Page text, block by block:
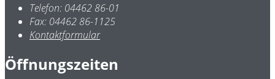
Telefon: 04462 86-01
Fax: 04462 86-1125
Kontaktformular
Öffnungszeiten